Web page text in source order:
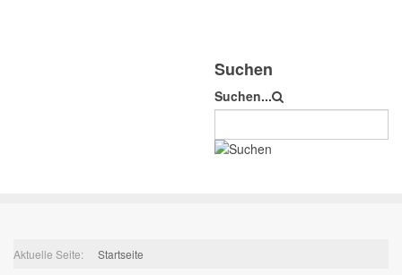
Suchen
Suchen...
Aktuelle Seite: Startseite